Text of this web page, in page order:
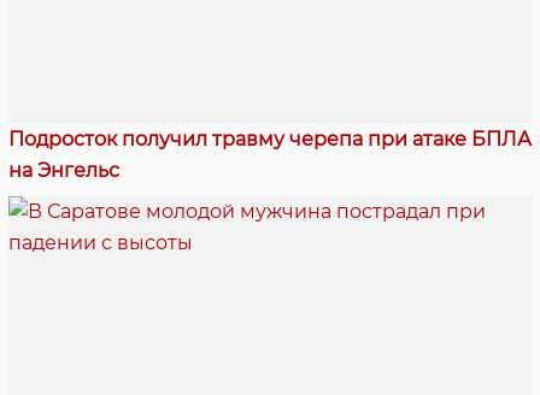
Подросток получил травму черепа при атаке БПЛА
на Энгельс